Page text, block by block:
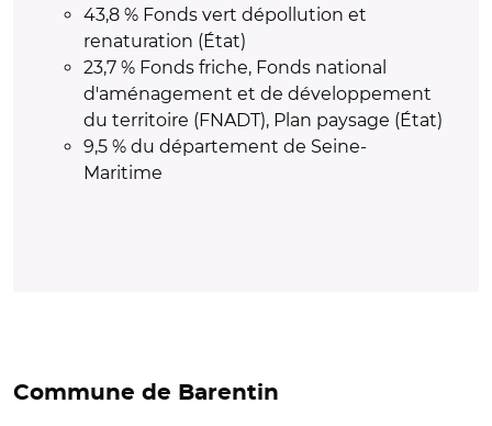
43,8 % Fonds vert dépollution et
renaturation (État)
23,7 % Fonds friche, Fonds national
d'aménagement et de développement
du territoire (FNADT), Plan paysage (État)
9,5 % du département de Seine-
Maritime
Commune de Barentin